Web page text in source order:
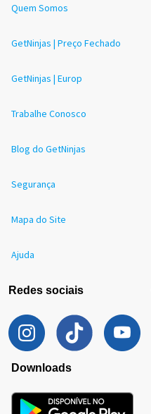
Quem Somos
GetNinjas | Preço Fechado
GetNinjas | Europ
Trabalhe Conosco
Blog do GetNinjas
Segurança
Mapa do Site
Ajuda
Redes sociais
Downloads